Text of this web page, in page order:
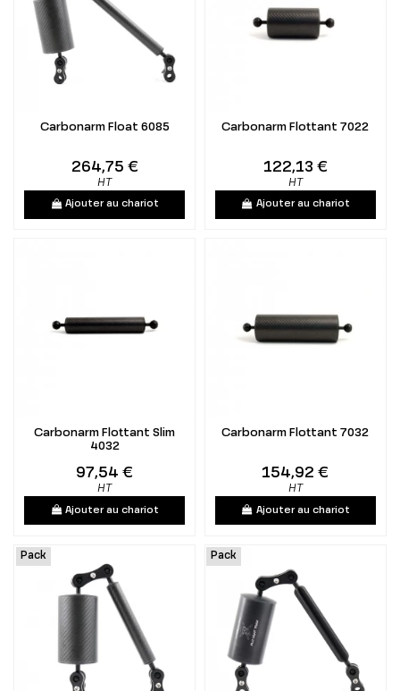
Carbonarm Float 6085
264,75 €
HT
Ajouter au chariot
Carbonarm Flottant 7022
122,13 €
HT
Ajouter au chariot
Carbonarm Flottant Slim
4032
97,54 €
HT
Ajouter au chariot
Carbonarm Flottant 7032
154,92 €
HT
Ajouter au chariot
Pack Pack